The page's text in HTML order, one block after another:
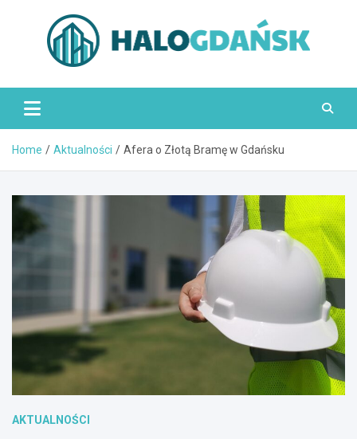
HaloGdańsk.pl
Home Aktualności Afera o Złotą Bramę w Gdańsku
AKTUALNOŚCI